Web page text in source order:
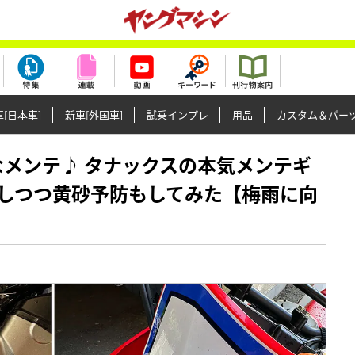
[日本車] 新車[外国車] 試乗インプレ 用品 カスタム＆パー
ンテ♪ タナックスの本気メンテギ
つつ黄砂予防もしてみた【梅雨に向